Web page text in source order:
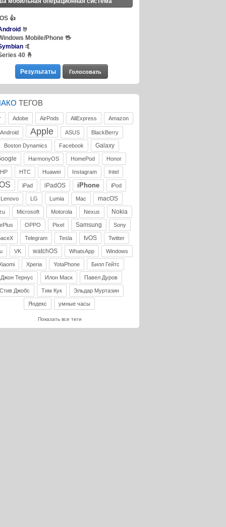
👍
🤘
Mobile/Phone 🖖
🤙
40 🤞
ТЕГОВ
Adobe AirPods AliExpress Amazon
Android Apple ASUS BlackBerry
Boston Dynamics Facebook
Galaxy
HarmonyOS HomePod Honor
HP HTC Huawei Instagram Intel
iPad iPadOS iPhone iPod
Lenovo LG Lumia Mac macOS
Microsoft Motorola Nexus Nokia
OPPO Pixel Samsung Sony
Telegram Tesla tvOS Twitter
VK watchOS WhatsApp Windows
Xperia YotaPhone Билл Гейтс
Джон Тернус Илон Маск Павел Дуров
Джобс Тим Кук Эльдар Муртазин
Яндекс умные часы
Показать все теги